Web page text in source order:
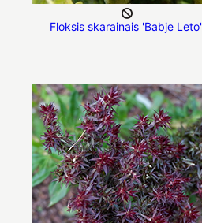
Floksis skarainais 'Babje Leto'